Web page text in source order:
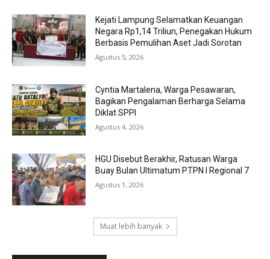
Kejati Lampung Selamatkan Keuangan
Negara Rp1,14 Triliun, Penegakan Hukum
Berbasis Pemulihan Aset Jadi Sorotan
Agustus 5, 2026
Cyntia Martalena, Warga Pesawaran,
Bagikan Pengalaman Berharga Selama
Diklat SPPI
Agustus 4, 2026
HGU Disebut Berakhir, Ratusan Warga
Buay Bulan Ultimatum PTPN I Regional 7
Agustus 1, 2026
Muat lebih banyak